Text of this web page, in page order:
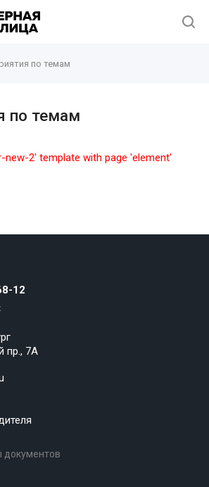
по темам
по темам
new-2' template with page 'element'
12
пр., 7А
документов